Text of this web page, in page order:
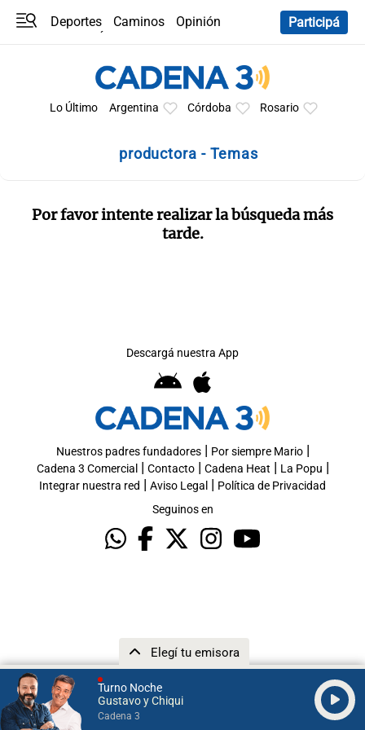
Turno Noche
Gustavo y Chiqui
Cadena 3
Elegí tu emisora
Deportes Caminos
Opinión
Participá
Lo Último Argentina Córdoba Rosario
productora - Temas
Por favor intente realizar la búsqueda más
tarde.
Descargá nuestra App
Nuestros padres fundadores| Por siempre Mario|
Cadena 3 Comercial | Contacto| Cadena Heat | La Popu |
Integrar nuestra red | Aviso Legal | Política de Privacidad
Seguinos en